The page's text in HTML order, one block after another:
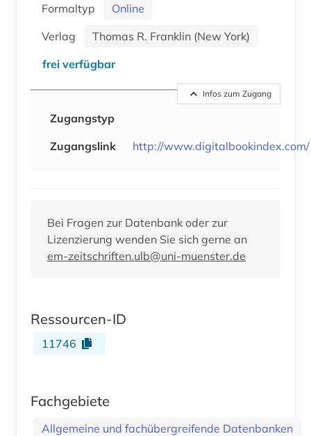
Formaltyp
Online
Verlag
Thomas R. Franklin (New York)
frei verfügbar
Infos zum Zugang
Zugangstyp
Zugangslink
http://www.digitalbookindex.com/
Bei Fragen zur Datenbank oder zur
Lizenzierung wenden Sie sich gerne an
em-zeitschriften.ulb@uni-muenster.de
Ressourcen-ID
11746
Fachgebiete
Allgemeine und fachübergreifende Datenbanken